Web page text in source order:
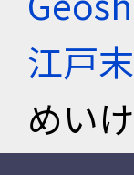
江戸
めい